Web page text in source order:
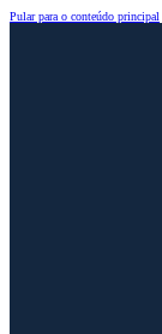
Pular para o conteúdo principal